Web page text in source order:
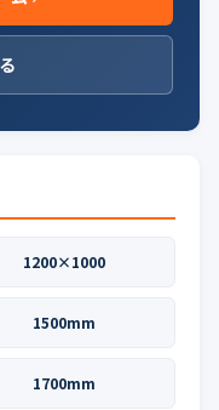
1200×1000
1500mm
1700mm